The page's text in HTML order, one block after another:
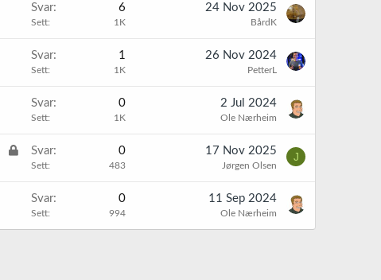
Svar 6
Sett 1K
24 Nov 2025
BårdK
Svar 1
Sett 1K
26 Nov 2024
PetterL
Svar 0
Sett 1K
2 Jul 2024
Ole Nærheim
L
Svar 0
Sett 483
17 Nov 2025
Jørgen Olsen
J
Svar 0
Sett 994
11 Sep 2024
Ole Nærheim